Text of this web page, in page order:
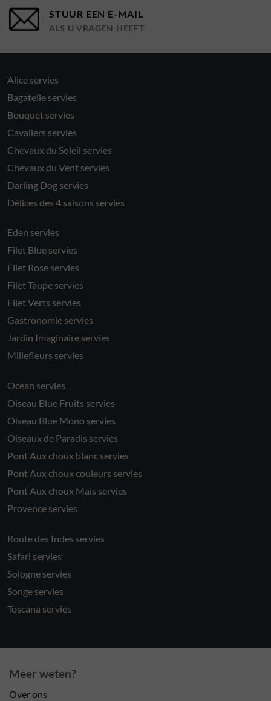
STUUR EEN E-MAIL
ALS U VRAGEN HEEFT
Alice servies
Bagatelle servies
Bouquet servies
Cavaliers servies
Chevaux du Soleil servies
Chevaux du Vent servies
Darling Dog servies
Délices des 4 saisons servies
Eden servies
Filet Blue servies
Filet Rose servies
Filet Taupe servies
Filet Verts servies
Gastronomie servies
Jardin Imaginaire servies
Millefleurs servies
Ocean servies
Oiseau Blue Fruits servies
Oiseau Blue Mono servies
Oiseaux de Paradis servies
Pont Aux choux blanc servies
Pont Aux choux couleurs servies
Pont Aux choux Mais servies
Provence servies
Route des Indes servies
Safari servies
Sologne servies
Songe servies
Toscana servies
Meer weten?
Over ons